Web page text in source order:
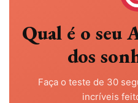
Qual é o
dos
Faça o teste de 30
incríveis